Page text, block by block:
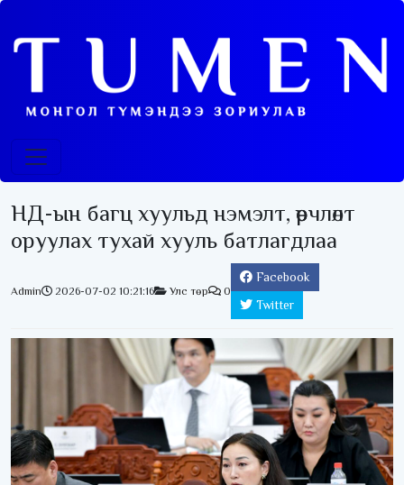
НД-ын багц хуульд нэмэлт, өөрчлөлт
оруулах тухай хууль батлагдлаа
Admin 2026-07-02 10:21:16 Улс төр 0
Facebook
Twitter